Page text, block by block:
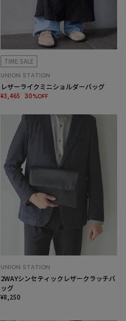
TIME SALE
UNION STATION
レザーライクミニショルダーバッグ
¥3,465 30%OFF
UNION STATION
2WAYシンセティックレザークラッチバ
ッグ
¥8,250